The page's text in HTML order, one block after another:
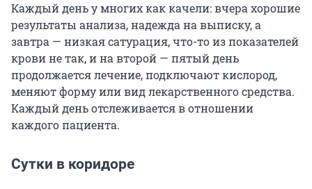
Каждый день у многих как качели: вчера хорошие
результаты анализа, надежда на выписку, а
завтра — низкая сатурация, что-то из показателей
крови не так, и на второй — пятый день
продолжается лечение, подключают кислород,
меняют форму или вид лекарственного средства.
Каждый день отслеживается в отношении
каждого пациента.
Сутки в коридоре